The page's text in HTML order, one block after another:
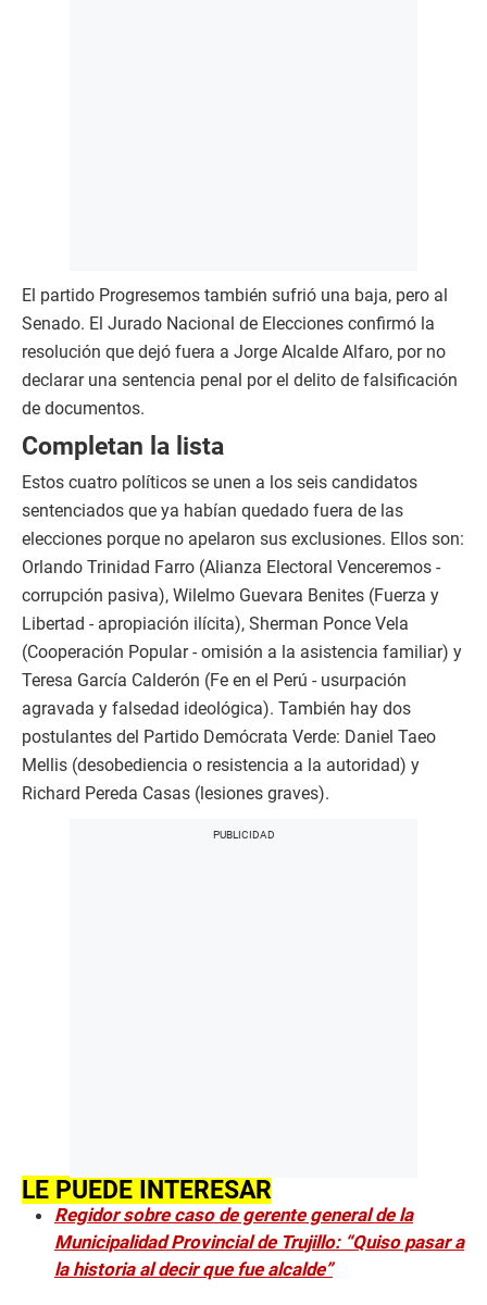
El partido Progresemos también sufrió una baja, pero al
Senado. El Jurado Nacional de Elecciones confirmó la
resolución que dejó fuera a Jorge Alcalde Alfaro, por no
declarar una sentencia penal por el delito de falsificación
de documentos.
Completan la lista
Estos cuatro políticos se unen a los seis candidatos
sentenciados que ya habían quedado fuera de las
elecciones porque no apelaron sus exclusiones. Ellos son:
Orlando Trinidad Farro (Alianza Electoral Venceremos -
corrupción pasiva), Wilelmo Guevara Benites (Fuerza y
Libertad - apropiación ilícita), Sherman Ponce Vela
(Cooperación Popular - omisión a la asistencia familiar) y
Teresa García Calderón (Fe en el Perú - usurpación
agravada y falsedad ideológica). También hay dos
postulantes del Partido Demócrata Verde: Daniel Taeo
Mellis (desobediencia o resistencia a la autoridad) y
Richard Pereda Casas (lesiones graves).
LE PUEDE INTERESAR
Regidor sobre caso de gerente general de la
Municipalidad Provincial de Trujillo: “Quiso pasar a
la historia al decir que fue alcalde”